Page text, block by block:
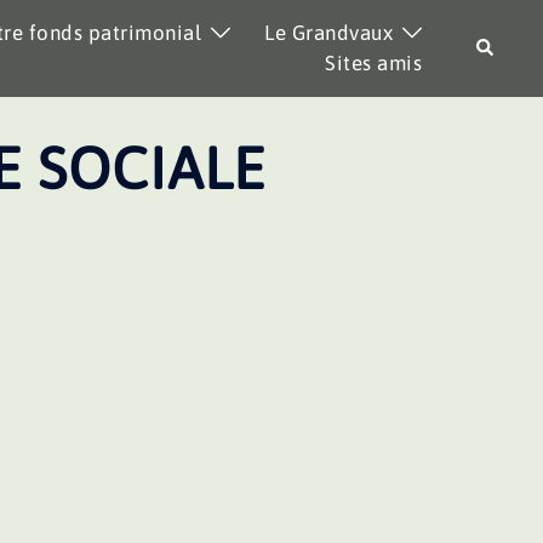
fonds patrimonial
Le Grandvaux
Sites amis
SOCIALE